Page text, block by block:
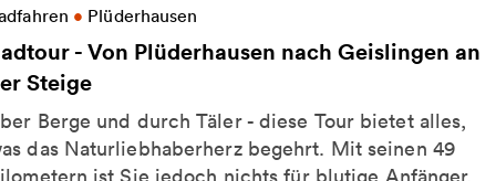
• Plüderhausen
- Von Plüderhausen nach Geislingen an
Steige
Berge und durch Täler - diese Tour bietet alles,
das Naturliebhaberherz begehrt. Mit seinen 49
Informationen zu Radtour - Von